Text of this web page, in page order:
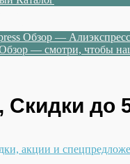
Обзор —
— смотри, чтобы
Скидки до
акции и